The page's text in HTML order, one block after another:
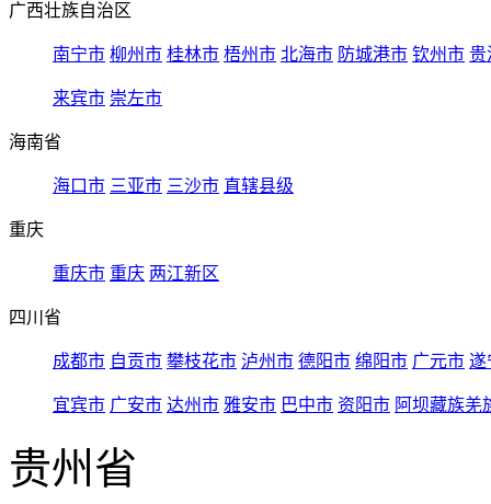
广西壮族自治区
南宁市 柳州市 桂林市 梧州市 北海市 防城港市 钦州市 贵
来宾市 崇左市
海南省
海口市 三亚市 三沙市 直辖县级
重庆
重庆市 重庆 两江新区
四川省
成都市 自贡市 攀枝花市 泸州市 德阳市 绵阳市 广元市 遂
宜宾市 广安市 达州市 雅安市 巴中市 资阳市 阿坝藏族羌
贵州省